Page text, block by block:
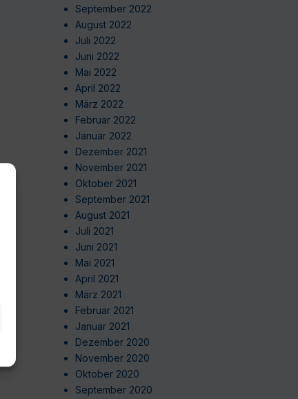
September 2022
August 2022
Juli 2022
Juni 2022
Mai 2022
April 2022
März 2022
Februar 2022
Januar 2022
Dezember 2021
November 2021
Oktober 2021
September 2021
August 2021
Juli 2021
Juni 2021
Mai 2021
April 2021
März 2021
Februar 2021
Januar 2021
Dezember 2020
November 2020
Oktober 2020
September 2020